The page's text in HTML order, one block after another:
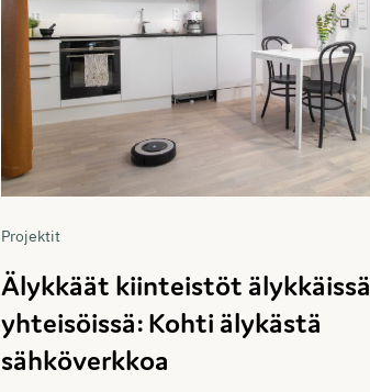
Projektit
Älykkäät kiinteistöt älykkäissä
yhteisöissä: Kohti älykästä
sähköverkkoa